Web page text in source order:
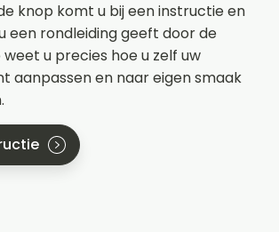
knop komt u bij een instructie en
een rondleiding geeft door de
u precies hoe u zelf uw
aanpassen en naar eigen smaak